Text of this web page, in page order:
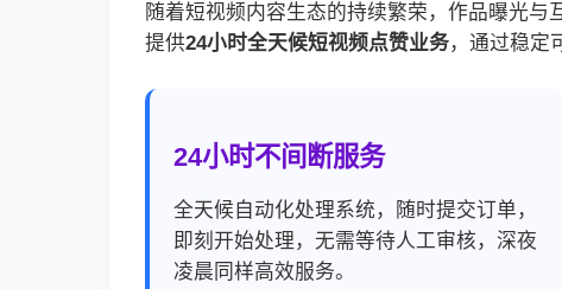
随着短视频内容生态的持续繁荣，作品曝光
提供24小时全天候短视频点赞业务，通过稳定
24小时不间断服务
全天候自动化处理系统，随时提交订单，
即刻开始处理，无需等待人工审核，深夜
凌晨同样高效服务。